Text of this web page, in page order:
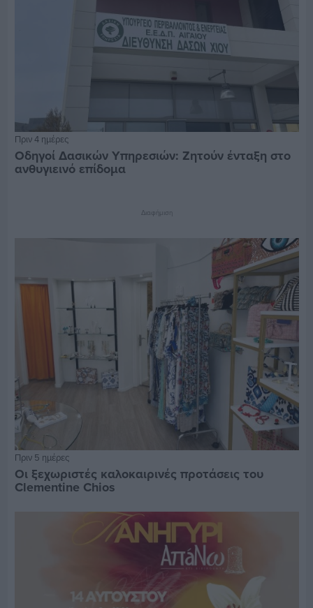
Πριν 4 ημέρες
Οδηγοί Δασικών Υπηρεσιών: Ζητούν ένταξη στο
ανθυγιεινό επίδομα
Διαφήμιση
Πριν 5 ημέρες
Οι ξεχωριστές καλοκαιρινές προτάσεις του
Clementine Chios